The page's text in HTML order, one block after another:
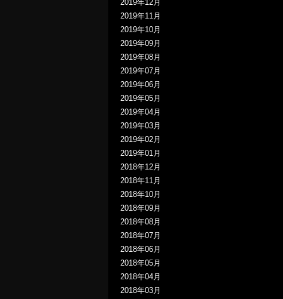
2019年12月
2019年11月
2019年10月
2019年09月
2019年08月
2019年07月
2019年06月
2019年05月
2019年04月
2019年03月
2019年02月
2019年01月
2018年12月
2018年11月
2018年10月
2018年09月
2018年08月
2018年07月
2018年06月
2018年05月
2018年04月
2018年03月